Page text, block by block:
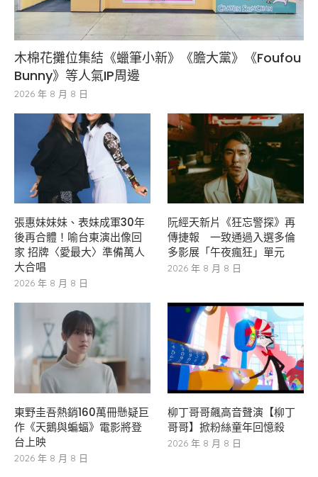
木棉花攤位集結《蠟筆小新》《膽大黨》《Foufou
Bunny》等人氣IP周邊
2026 年 8 月 8 日
張惠妹妹妹、表妹成軍30年
後再合體！喻台東演出像回
家 招牌〈愛最大〉準備萬人
大合唱
2026 年 8 月 8 日
阮經天新片《狂忘警探》再
傳捷報 一致通過入選多倫
多影展「午夜瘋狂」單元
2026 年 8 月 8 日
東野圭吾熱銷160萬冊懸疑巨
作《天鵝與蝙蝠》電影將登
台上映
2026 年 8 月 8 日
柳丁哥哥飆高音聲演【柳丁
哥哥】掀粉絲童年回憶殺
2026 年 8 月 8 日